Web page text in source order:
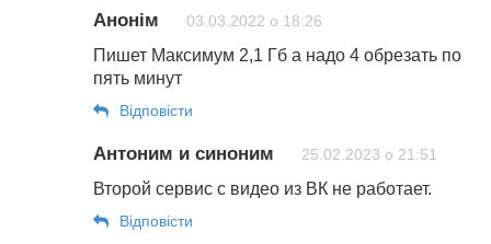
Анонім 03.03.2022 о 18:26
Пишет Максимум 2,1 Гб а надо 4 обрезать по
пять минут
Відповіcти
Антоним и синоним 25.02.2023 о 21:51
Второй сервис с видео из ВК не работает.
Відповіcти